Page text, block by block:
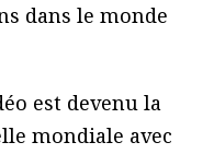
dans le monde
est devenu la
mondiale avec